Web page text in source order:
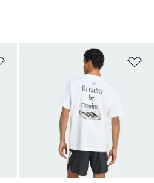
Añadir a la lista de deseos